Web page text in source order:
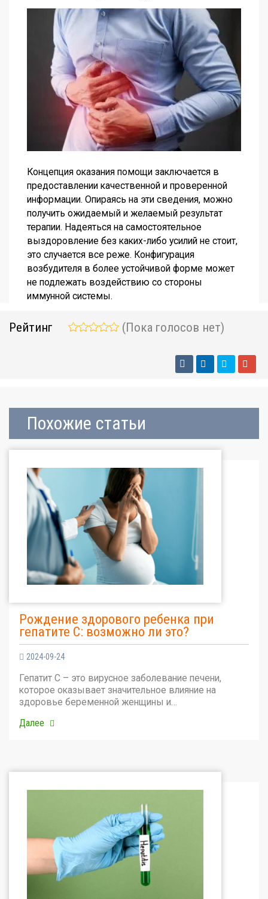
Концепция оказания помощи заключается в
предоставлении качественной и проверенной
информации. Опираясь на эти сведения, можно
получить ожидаемый и желаемый результат
терапии. Надеяться на самостоятельное
выздоровление без каких-либо усилий не стоит,
это случается все реже. Конфигурация
возбудителя в более устойчивой форме может
не подлежать воздействию со стороны
иммунной системы.
Рейтинг (Пока голосов нет)
Похожие статьи
Рождение здорового ребенка при
гепатите С: возможно ли это?
2024-09-24
Гепатит С – это вирусное заболевание печени,
которое оказывает значительное влияние на
здоровье беременной женщины и…
Далее